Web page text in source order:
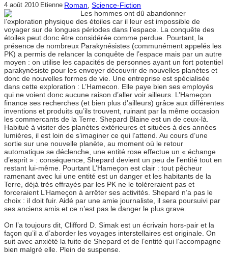
4 août 2010 Etienne Roman , Science-Fiction
Les hommes ont dû abandonner
l’exploration physique des étoiles car il leur est impossible de
voyager sur de longues périodes dans l’espace. La conquête des
étoiles peut donc être considérée comme perdue. Pourtant, la
présence de nombreux Parakynésistes (communément appelés les
PK) a permis de relancer la conquête de l’espace mais par un autre
moyen : on utilise les capacités de personnes ayant un fort potentiel
parakynésiste pour les envoyer découvrir de nouvelles planètes et
donc de nouvelles formes de vie. Une entreprise est spécialisée
dans cette exploration : L’Hamecon. Elle paye bien ses employés
qui ne voient donc aucune raison d’aller voir ailleurs. L’Hameçon
finance ses recherches (et bien plus d’ailleurs) grâce aux différentes
inventions et produits qu’ils trouvent, ruinant par la même occasion
les commercants de la Terre. Shepard Blaine est un de ceux-là.
Habitué à visiter des planètes extérieures et situées à des années
lumières, il est loin de s’imaginer ce qui l’attend. Au cours d’une
sortie sur une nouvelle planète, au moment où le retour
automatique se déclenche, une entité rose effectue un « échange
d’esprit » : conséquence, Shepard devient un peu de l’entité tout en
restant lui-même. Pourtant L’Hameçon est clair : tout pêcheur
ramenant avec lui une entité est un danger et les habitants de la
Terre, déjà très effrayés par les PK ne le toléreraient pas et
forceraient L’Hameçon à arrêter ses activités. Shepard n’a pas le
choix : il doit fuir. Aidé par une amie journaliste, il sera poursuivi par
ses anciens amis et ce n’est pas le danger le plus grave.
On l’a toujours dit, Clifford D. Simak est un écrivain hors-pair et la
façon qu’il a d’aborder les voyages interstellaires est originale. On
suit avec anxiété la fuite de Shepard et de l’entité qui l’accompagne
bien malgré elle. Plein de suspense.